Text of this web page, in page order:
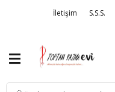
İletişim S.S.S.